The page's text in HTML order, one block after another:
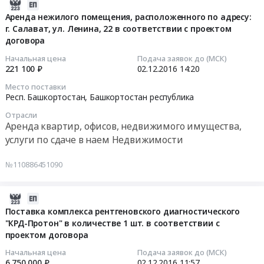
Аренда нежилого помещения, расположенного по адресу:
г. Салават, ул. Ленина, 22 в соответствии с проектом
договора
Начальная цена
221 100 ₽
Подача заявок до (МСК)
02.12.2016 14:20
Место поставки
Респ. Башкортостан, Башкортостан республика
Отрасли
Аренда квартир, офисов, недвижимого имущества,
услуги по сдаче в наем Недвижимости
№110886451090
Поставка комплекса рентгеновского диагностического
"КРД-Протон" в количестве 1 шт. в соответствии с
проектом договора
Начальная цена Подача заявок до (МСК)